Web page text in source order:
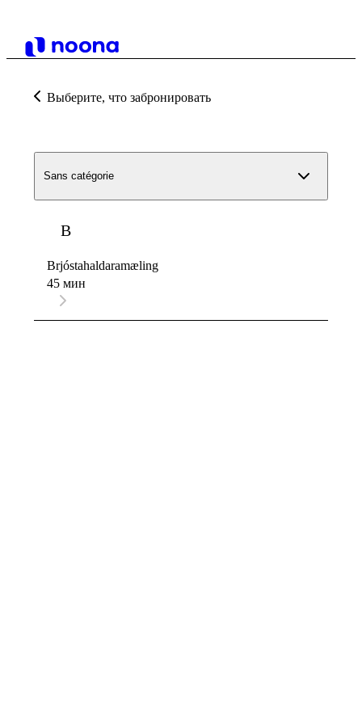
Выберите, что забронировать
Sans catégorie
B
Brjóstahaldaramæling
45 мин